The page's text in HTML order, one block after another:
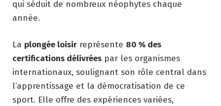
qui séduit de nombreux néophytes chaque
année.
La plongée loisir représente 80 % des
certifications délivrées par les organismes
internationaux, soulignant son rôle central dans
l’apprentissage et la démocratisation de ce
sport. Elle offre des expériences variées,